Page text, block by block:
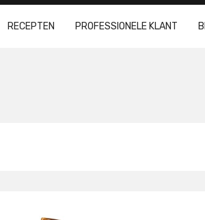
RECEPTEN PROFESSIONELE KLANT